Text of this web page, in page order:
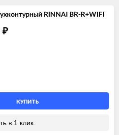
RINNAI BR-R+WIFI
₽
КУПИТЬ
в 1 клик